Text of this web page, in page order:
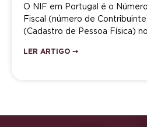
O NIF em Portugal é o
Fiscal (número de
(Cadastro de Pessoa Física) no
LER ARTIGO ➙